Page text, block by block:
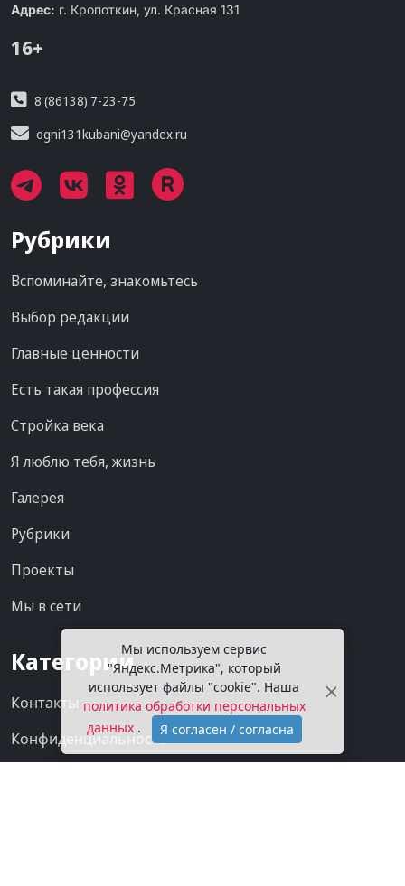
Адрес: г. Кропоткин, ул. Красная 131
16+
8 (86138) 7-23-75
ogni131kubani@yandex.ru
Рубрики
Вспоминайте, знакомьтесь
Выбор редакции
Главные ценности
Есть такая профессия
Стройка века
Я люблю тебя, жизнь
Галерея
Рубрики
Проекты
Мы в сети
Категории
Контакты
Конфиденциальность
Мы используем сервис
"Яндекс.Метрика", который
использует файлы "cookie". Наша
политика обработки персональных
данных . Я согласен / согласна